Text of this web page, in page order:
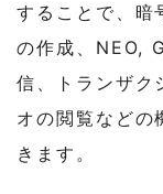
することで、暗
の作成、NEO,
信、トランザク
オの閲覧などの
きます。